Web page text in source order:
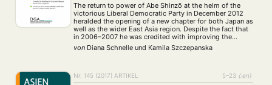
The return to power of Abe Shinzō at the helm of the
victorious Liberal Democratic Party in December 2012
heralded the opening of a new chapter for both Japan as
well as the wider East Asia region. Despite the fact that
in 2006–2007 he was credited with improving the
relationship with Beijing after the preceding …
von Diana Schnelle und Kamila Szczepanska
Nr. 145 (2017) ARTIKEL 5–23 {:en}